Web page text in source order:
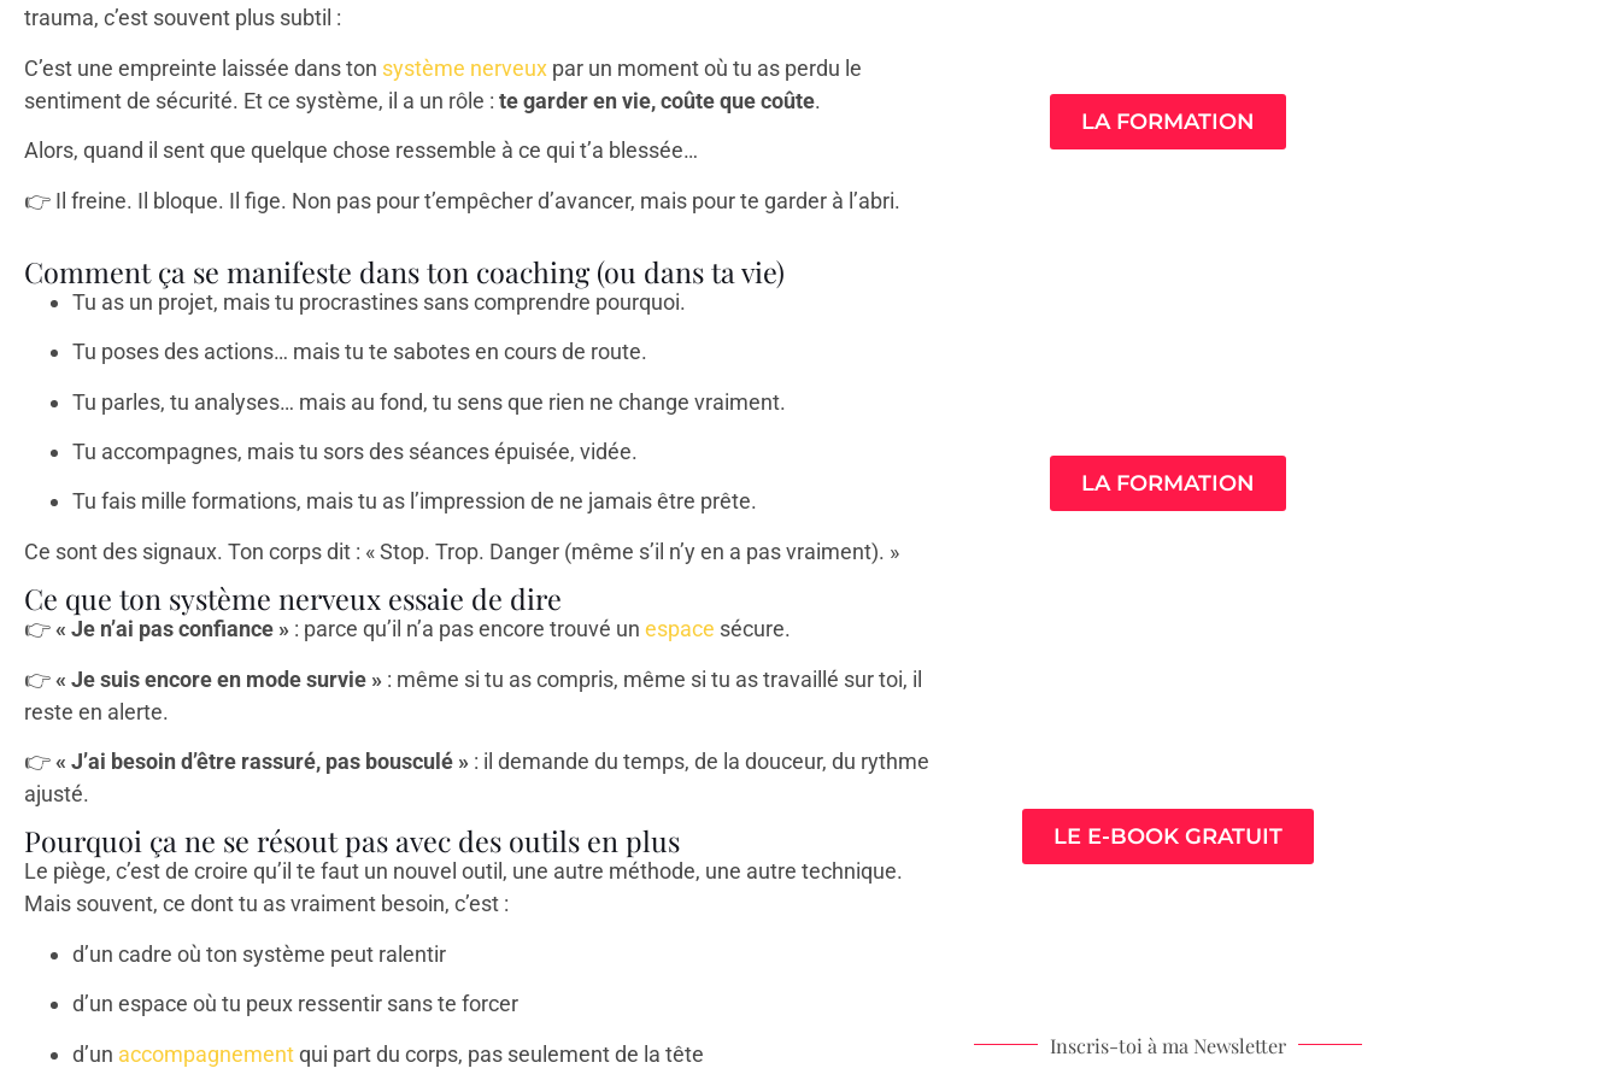
trauma, c’est souvent plus subtil :
C’est une empreinte laissée dans ton système nerveux par un moment où tu as perdu le
sentiment de sécurité. Et ce système, il a un rôle : te garder en vie, coûte que coûte.
Alors, quand il sent que quelque chose ressemble à ce qui t’a blessée…
👉 Il freine. Il bloque. Il fige. Non pas pour t’empêcher d’avancer, mais pour te garder à l’abri.
Comment ça se manifeste dans ton coaching (ou dans ta vie)
Tu as un projet, mais tu procrastines sans comprendre pourquoi.
Tu poses des actions… mais tu te sabotes en cours de route.
Tu parles, tu analyses… mais au fond, tu sens que rien ne change vraiment.
Tu accompagnes, mais tu sors des séances épuisée, vidée.
Tu fais mille formations, mais tu as l’impression de ne jamais être prête.
Ce sont des signaux. Ton corps dit : « Stop. Trop. Danger (même s’il n’y en a pas vraiment). »
Ce que ton système nerveux essaie de dire
👉« Je n’ai pas confiance » : parce qu’il n’a pas encore trouvé un espace sécure.
👉« Je suis encore en mode survie » : même si tu as compris, même si tu as travaillé sur toi, il
reste en alerte.
👉« J’ai besoin d’être rassuré, pas bousculé » : il demande du temps, de la douceur, du rythme
ajusté.
Pourquoi ça ne se résout pas avec des outils en plus
Le piège, c’est de croire qu’il te faut un nouvel outil, une autre méthode, une autre technique.
Mais souvent, ce dont tu as vraiment besoin, c’est :
d’un cadre où ton système peut ralentir
d’un espace où tu peux ressentir sans te forcer
d’un accompagnementqui part du corps, pas seulement de la tête
LA FORMATION
LA FORMATION
LE E-BOOK GRATUIT
Inscris-toi à ma Newsletter